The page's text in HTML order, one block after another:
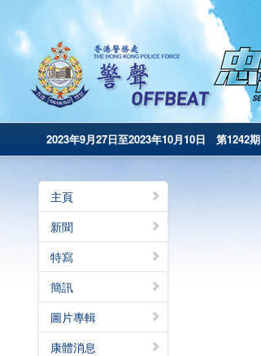
2023年9月27日至2023年10月10日 第1242期
主頁
新聞
特寫
簡訊
圖片專輯
康體消息